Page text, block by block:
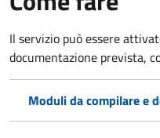
Il servizio può essere
documentazione prevista,
Moduli da compilare e